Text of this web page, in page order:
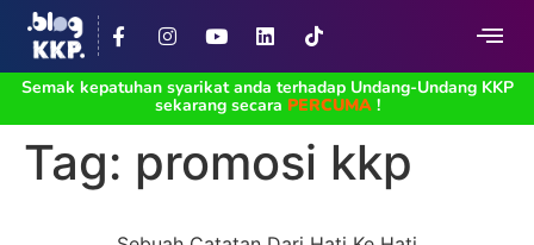
Semak kepatuhan syarikat anda terhadap Undang-Undang KKP
sekarang secara PERCUMA!
Tag: promosi kkp